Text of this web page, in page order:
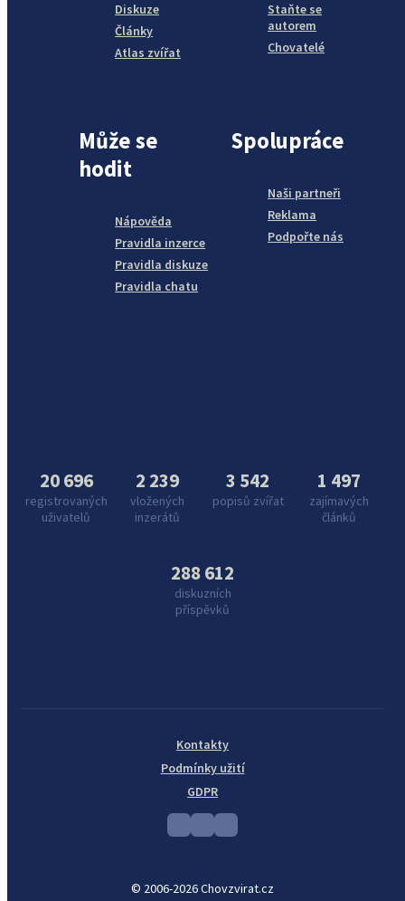
Diskuze
Články
Atlas zvířat
Staňte se
autorem
Chovatelé
Může se
hodit
Nápověda
Pravidla inzerce
Pravidla diskuze
Pravidla chatu
Spolupráce
Naši partneři
Reklama
Podpořte nás
20 696
registrovaných
uživatelů
2 239
vložených
inzerátů
3 542
popisů zvířat
1 497
zajímavých
článků
288 612
diskuzních
příspěvků
© 2006-2026 Chovzvirat.cz
Kontakty
Podmínky užití
GDPR